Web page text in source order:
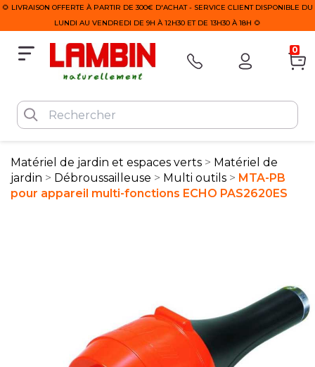
🌻 LIVRAISON OFFERTE À PARTIR DE 300€ D'ACHAT - SERVICE CLIENT DISPONIBLE DU
LUNDI AU VENDREDI DE 9H À 12H30 ET DE 13H30 À 18H 🌻
0
Matériel de jardin et espaces verts
Matériel de
jardin
Débroussailleuse Multi outils
MTA-PB
pour appareil multi-fonctions ECHO PAS2620ES